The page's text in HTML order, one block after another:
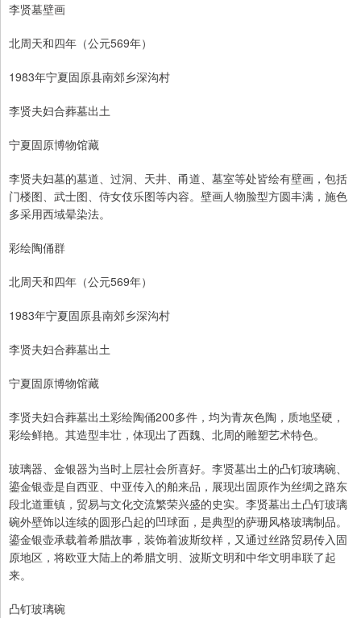
李贤墓壁画
北周天和四年（公元569年）
1983年宁夏固原县南郊乡深沟村
李贤夫妇合葬墓出土
宁夏固原博物馆藏
李贤夫妇墓的墓道、过洞、天井、甬道、墓室等处皆绘有壁画，包括
门楼图、武士图、侍女伎乐图等内容。壁画人物脸型方圆丰满，施色
多采用西域晕染法。
彩绘陶俑群
北周天和四年（公元569年）
1983年宁夏固原县南郊乡深沟村
李贤夫妇合葬墓出土
宁夏固原博物馆藏
李贤夫妇合葬墓出土彩绘陶俑200多件，均为青灰色陶，质地坚硬，
彩绘鲜艳。其造型丰壮，体现出了西魏、北周的雕塑艺术特色。
玻璃器、金银器为当时上层社会所喜好。李贤墓出土的凸钉玻璃碗、
鎏金银壶是自西亚、中亚传入的舶来品，展现出固原作为丝绸之路东
段北道重镇，贸易与文化交流繁荣兴盛的史实。李贤墓出土凸钉玻璃
碗外壁饰以连续的圆形凸起的凹球面，是典型的萨珊风格玻璃制品。
鎏金银壶承载着希腊故事，装饰着波斯纹样，又通过丝路贸易传入固
原地区，将欧亚大陆上的希腊文明、波斯文明和中华文明串联了起
来。
凸钉玻璃碗